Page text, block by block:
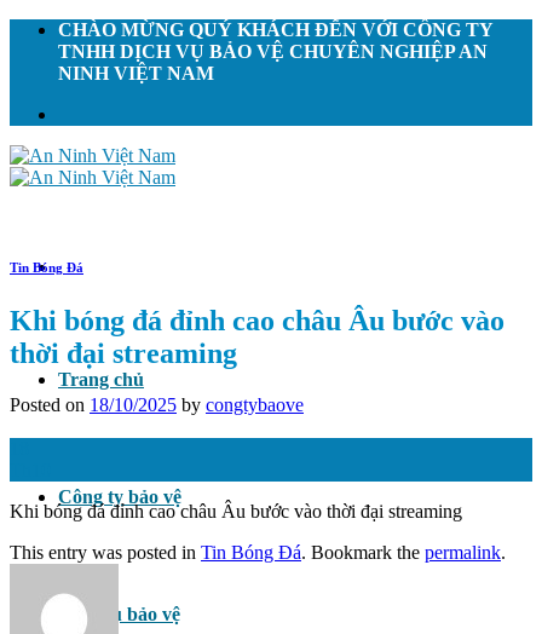
Skip
content
CHÀO MỪNG QUÝ KHÁCH ĐẾN VỚI CÔNG TY
TNHH DỊCH VỤ BẢO VỆ CHUYÊN NGHIỆP AN
NINH VIỆT NAM
Trang chủ
Công ty bảo vệ
Dịch vụ bảo vệ
Tin Bóng Đá
Khi bóng đá đỉnh cao châu Âu bước vào
thời đại streaming
Posted on 18/10/2025 by congtybaove
Khi bóng đá đỉnh cao châu Âu bước vào thời đại streaming
This entry was posted in Tin Bóng Đá. Bookmark the permalink.